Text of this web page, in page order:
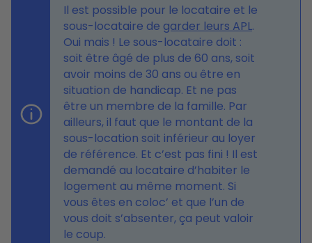
Il est possible pour le locataire et le
sous-locataire de garder leurs APL.
Oui mais ! Le sous-locataire doit :
soit être âgé de plus de 60 ans, soit
avoir moins de 30 ans ou être en
situation de handicap. Et ne pas
être un membre de la famille. Par
ailleurs, il faut que le montant de la
sous-location soit inférieur au loyer
de référence. Et c’est pas fini ! Il est
demandé au locataire d’habiter le
logement au même moment. Si
vous êtes en coloc’ et que l’un de
vous doit s’absenter, ça peut valoir
le coup.